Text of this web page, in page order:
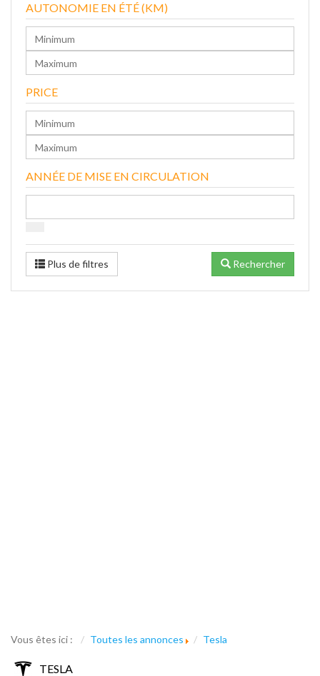
AUTONOMIE EN ÉTÉ (KM)
PRICE
ANNÉE DE MISE EN CIRCULATION
Plus de filtres Rechercher
Vous êtes ici : Toutes les annonces Tesla
TESLA